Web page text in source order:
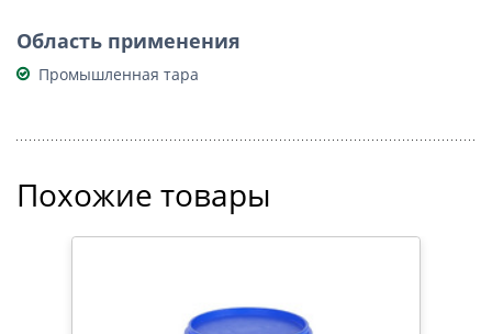
Область применения
Промышленная тара
Похожие товары